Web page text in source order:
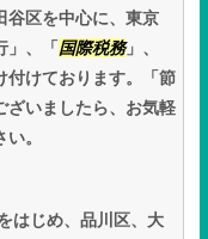
谷区を中心に、東京
」、「 国際税務」、
付けております。「節
ざいましたら、お気軽
。
はじめ、品川区、大